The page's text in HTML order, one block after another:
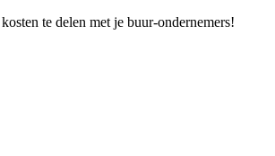
te delen met je buur-ondernemers!